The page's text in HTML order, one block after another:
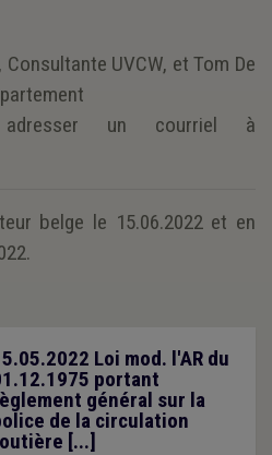
UVCW, et Tom De
un courriel à
belge le 15.06.2022 et en
Loi mod. l'AR du
portant
général sur la
de la circulation
[...]